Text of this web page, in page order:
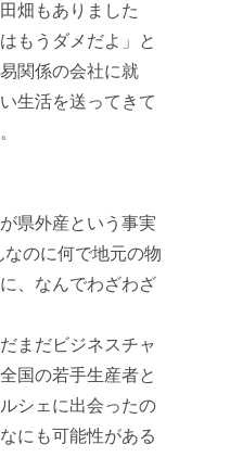
畑もありました
もうダメだよ」と
関係の会社に就
生活を送ってきて
県外産という事実
のに何で地元の物
、なんでわざわざ
まだビジネスチャ
国の若手生産者と
シェに出会ったの
にも可能性がある